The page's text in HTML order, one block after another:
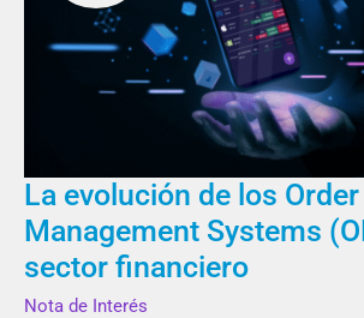
La evolución de los Order
Management Systems
sector financiero
Nota de Interés
Management
sector